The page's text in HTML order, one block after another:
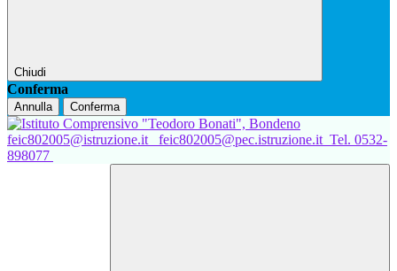
Chiudi
Conferma
Annulla Conferma
feic802005@istruzione.it feic802005@pec.istruzione.it Tel. 0532-
898077